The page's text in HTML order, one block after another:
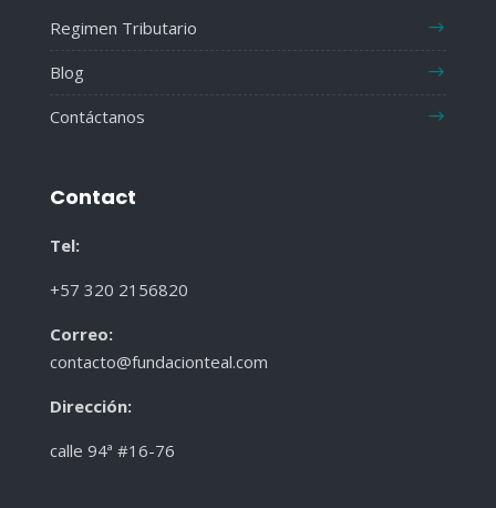
Regimen Tributario
Blog
Contáctanos
Contact
Tel:
+57 320 2156820
Correo:
contacto@fundacionteal.com
Dirección:
calle 94ª #16-76